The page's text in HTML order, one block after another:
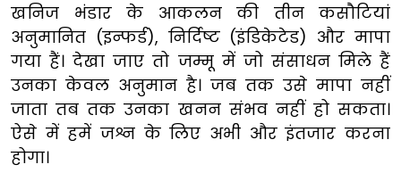
खनिज भंडार के आकलन की तीन कसौटियां
अनुमानित (इन्फर्ड), निर्दिष्ट (इंडिकेटेड) और मापा
गया हैं। देखा जाए तो जम्मू में जो संसाधन मिले हैं
उनका केवल अनुमान है। जब तक उसे मापा नहीं
जाता तब तक उनका खनन संभव नहीं हो सकता।
ऐसे में हमें जश्न के लिए अभी और इंतजार करना
होगा।